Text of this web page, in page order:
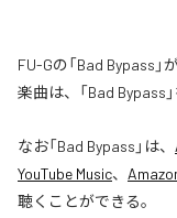
FU-Gの「Bad Bypass
楽曲は、「Bad Bypass
なお「Bad Bypass 」は、
YouTube Music、
聴くことができる。